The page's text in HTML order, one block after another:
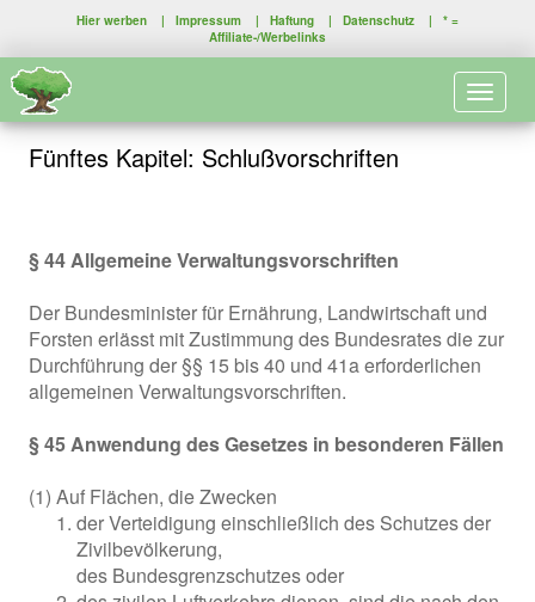
Hier werben | Impressum | Haftung | Datenschutz | * =
Affiliate-/Werbelinks
Fünftes Kapitel: Schlußvorschriften
§ 44 Allgemeine Verwaltungsvorschriften
Der Bundesminister für Ernährung, Landwirtschaft und
Forsten erlässt mit Zustimmung des Bundesrates die zur
Durchführung der §§ 15 bis 40 und 41a erforderlichen
allgemeinen Verwaltungsvorschriften.
§ 45 Anwendung des Gesetzes in besonderen Fällen
(1) Auf Flächen, die Zwecken
der Verteidigung einschließlich des Schutzes der
Zivilbevölkerung,
des Bundesgrenzschutzes oder